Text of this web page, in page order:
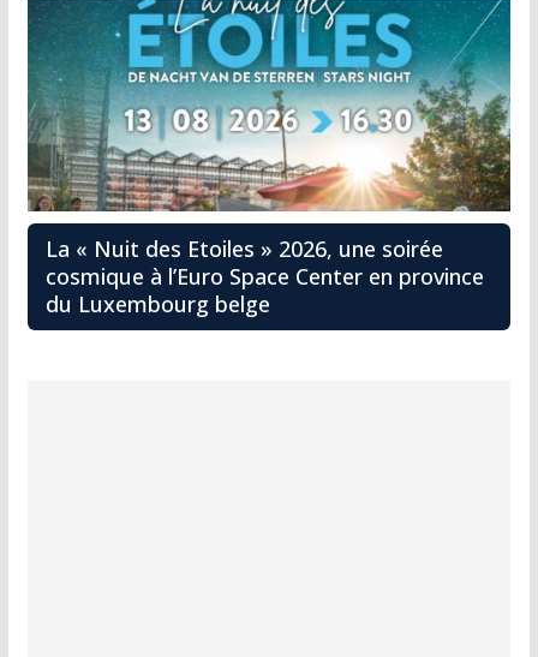
La « Nuit des Etoiles » 2026, une soirée
cosmique à l’Euro Space Center en province
du Luxembourg belge